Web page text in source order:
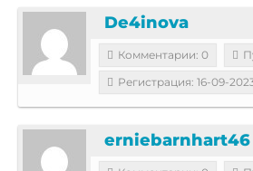
De4inova
Комментарии: 0
Регистрация: 16-09-
erniebarnhart46